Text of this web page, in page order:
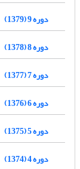
دوره 9 (1379)
دوره 8 (1378)
دوره 7 (1377)
دوره 6 (1376)
دوره 5 (1375)
دوره 4 (1374)